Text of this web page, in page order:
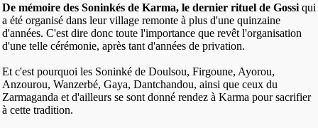
De mémoire des Soninkés de Karma, le dernier rituel de Gossi qui
a été organisé dans leur village remonte à plus d'une quinzaine
d'années. C'est dire donc toute l'importance que revêt l'organisation
d'une telle cérémonie, après tant d'années de privation.
Et c'est pourquoi les Soninké de Doulsou, Firgoune, Ayorou,
Anzourou, Wanzerbé, Gaya, Dantchandou, ainsi que ceux du
Zarmaganda et d'ailleurs se sont donné rendez à Karma pour sacrifier
à cette tradition.